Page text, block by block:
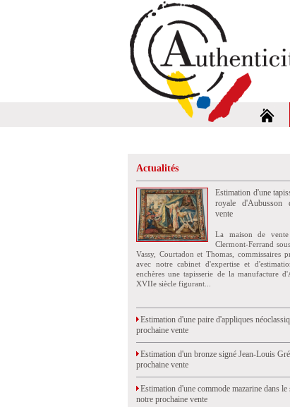
Actualités
Estimation d'une
royale d'Aubusson
vente
La maison de
Clermont-Ferrand
Vassy, Courtadon et Thomas, commissaires
avec notre cabinet d'expertise et
enchères une tapisserie de la manufacture
XVIIe siècle figurant...
Estimation d'une paire d'appliques
prochaine vente
Estimation d'un bronze signé Jean-Louis
prochaine vente
Estimation d'une commode mazarine dans le
notre prochaine vente